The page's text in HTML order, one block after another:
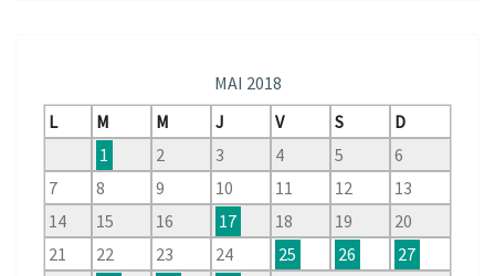
MAI 2018
L
M M J V S
D
1
2 3 4 5
6
7
8 9 10 11 12
13
14
15 16 17 18 19
20
21
22 23 24 25 26 27